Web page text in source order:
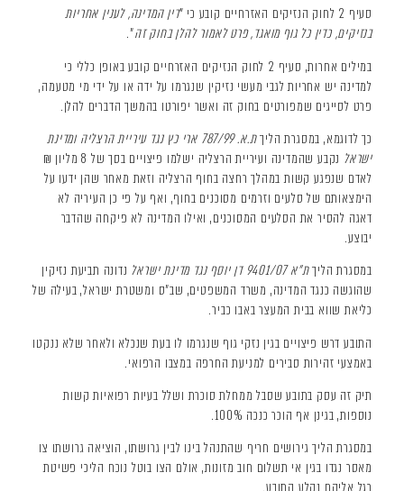
סעיף 2 לחוק הנזיקים האזרחיים קובע כי "
דין המדינה, לענין אחריות
בנזיקים, כדין כל גוף מואגד, פרט לאמור להלן בחוק זה".
במילים אחרות, סעיף 2 לחוק הנזיקים האזרחיים קובע באופן כללי כי
למדינה יש אחריות לגבי מעשי נזיקין שנגרמו על ידה או על ידי מי מטעמה,
פרט לסייגים שמפורטים בחוק זה ואשר יפורטו בהמשך הדברים להלן.
כך לדוגמא, במסגרת הליך
ת.א. 787/99 ארי כץ נגד עיריית הרצליה ומדינת
ישראל
נקבע שהמדינה ועיריית הרצליה ישלמו פיצויים בסך של 8 מליון ₪
לאדם שנפגע קשות במהלך רחצה בחוף הרצליה וזאת מאחר שהן ידעו על
הימצאותם של סלעים וזרמים מסוכנים בחוף, ואף על פי כן העיריה לא
דאגה להסיר את הסלעים המסוכנים, ואילו המדינה לא פיקחה שהדבר
יבוצע.
במסגרת הליךת"א 9401/07 דן יוסף נגד מדינת ישראל
נדונה תביעת נזיקין
שהוגשה כנגד המדינה, משרד המשפטים, שב"ס ומשטרת ישראל, בעילה של
כליאת שווא בבית המעצר באבו כביר.
התובע דרש פיצויים בגין נזקי גוף שנגרמו לו בעת שנכלא ולאחר שלא ננקטו
באמצעי זהירות סבירים למניעת החרפה במצבו הרפואי.
תיק זה עסק בתובע שסבל ממחלת סוכרת ושלל בעיות רפואיות קשות
נוספות, בגינן אף הוכר כנכה 100%.
במסגרת הליך גירושים חריף שהתנהל בינו לבין גרושתו, הוציאה גרושתו צו
מאסר נגדו בגין אי תשלום חוב מזונות, אולם הצו בוטל נוכח הליכי פשיטת